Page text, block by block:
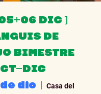
DIC ]
DE
BIMESTRE
dic
  |
Casa del